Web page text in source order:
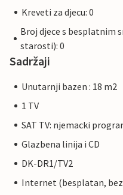
Kreveti za djecu: 0
Broj djece s besplatnim
starosti): 0
Sadržaji
Unutarnji bazen : 18 m2
1 TV
SAT TV: njemacki
Glazbena linija i CD
DK-DR1/TV2
Internet (besplatan,